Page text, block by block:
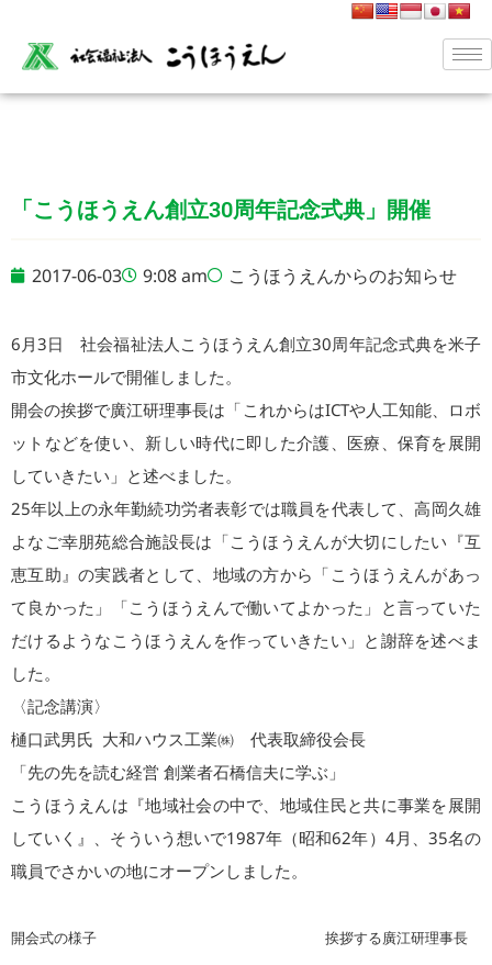
「こうほうえん創立30周年記念式典」開催
2017-06-03 9:08 am こうほうえんからのお知らせ
6月3日 社会福祉法人こうほうえん創立30周年記念式典を米子
市文化ホールで開催しました。
開会の挨拶で廣江研理事長は「これからはICTや人工知能、ロボ
ットなどを使い、新しい時代に即した介護、医療、保育を展開
していきたい」と述べました。
25年以上の永年勤続功労者表彰では職員を代表して、高岡久雄
よなご幸朋苑総合施設長は「こうほうえんが大切にしたい『互
恵互助』の実践者として、地域の方から「こうほうえんがあっ
て良かった」「こうほうえんで働いてよかった」と言っていた
だけるようなこうほうえんを作っていきたい」と謝辞を述べま
した。
〈記念講演〉
樋口武男氏 大和ハウス工業㈱ 代表取締役会長
「先の先を読む経営 創業者石橋信夫に学ぶ」
こうほうえんは『地域社会の中で、地域住民と共に事業を展開
していく』、そういう想いで1987年（昭和62年）4月、35名の
職員でさかいの地にオープンしました。
開会式の様子 挨拶する廣江研理事長